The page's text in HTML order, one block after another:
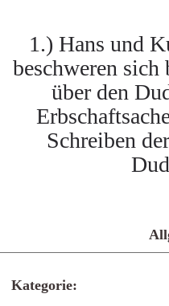
1.) Hans und
beschweren
über den
Schreiben
Kategorie: